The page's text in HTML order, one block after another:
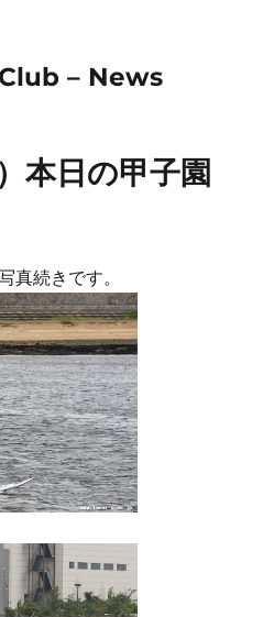
– News
本日の甲子園
真続きです。